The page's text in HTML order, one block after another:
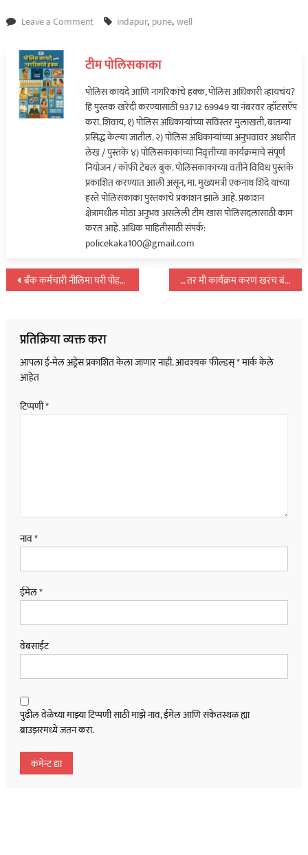
Leave a Commenton
विहिरीत
मातीचा
ढिगाळा;
चौघे
अडकले…
indapur, pune,well
टीम पोलिसकाका
पोलिस कायदे आणि नागरिकांचे हक्क, पोलिस अधिकारी व्हायचंय?
हि पुस्तक खरेदी करण्यासाठी 93712 69949 या नंबरवर व्हॉटसऍप
करा. शिवाय, १) पोलिस अधिकाऱ्यांच्या सविस्तर मुलाखती, बातम्या
प्रसिद्ध केल्या जातील. २) पोलिस अधिकाऱ्यांच्या अनुभवावर अधारीत
लेख / पुस्तके ४) पोलिसकाकांच्या निवृत्तीच्या कार्यक्रमाचे संपूर्ण
नियोजन / कॉफी टेबल बुक. पोलिसकाकाच्या वतीने विविध पुस्तके
प्रकाशित करण्यात आली असून, मा. मुख्यमंत्री एकनाथ शिंदे यांच्या
हस्ते पोलिसकाका पुस्तकाचे प्रकाशन झाले आहे. प्रकाशन
क्षेत्रामधील मोठा अनुभव असलेली टीम खास पोलिसदलासाठी काम
करत आहे. अधिक माहितीसाठी संपर्क:
policekaka100@gmail.com
पोस्टचे
बँक कर्मचारी नीलिमा घरी पोहचलीच नाही; आढळला मृतदेह… … तर मी कार्यक्रम करणं खरंच बंद करेन : गौतमी पाटील
प्रतिक्रिया व्यक्त करा
आपला ई-मेल अड्रेस प्रकाशित केला जाणार नाही.आवश्यक फील्डस्*मार्क केले
आहेत
टिप्पणी*
नाव*
ईमेल*
वेबसाईट
पुढील वेळेच्या माझ्या टिप्पणी साठी माझे नाव, ईमेल आणि संकेतस्थळ ह्या
ब्राउझरमध्ये जतन करा.